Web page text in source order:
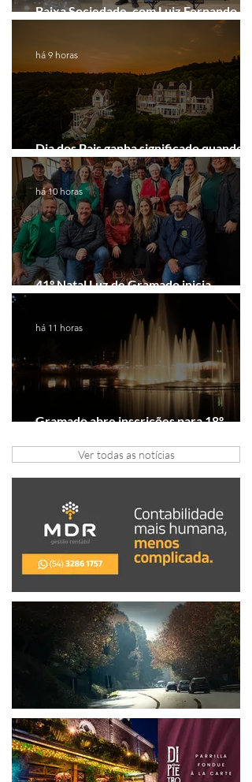
Baixa Sociedade, com Luiz Fernando
Guimarães, chega a Novo Hamburgo
Dia dos Pais ganha significado quando o
presente é viver experiências juntos
há 9 horas
41º Natal Luz de Gramado inicia
há 10 horas
Gramado abre inscrições para 18º
há 11 horas
Ver todas as notícias